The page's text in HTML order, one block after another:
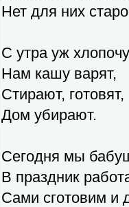
Нет для них
С утра уж
Нам кашу варят,
Стирают, готовят,
Дом убирают.
Сегодня мы
В праздник
Сами сготовим и